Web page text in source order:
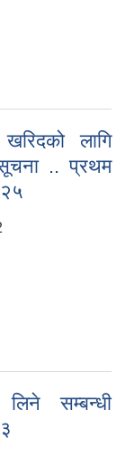
लागि
सूचना .. प्रथम
सम्बन्धी